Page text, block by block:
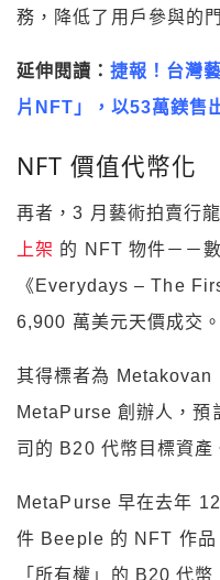
務，降低了用戶參與的
延伸閱讀： 捷報！台灣
片NFT」，以53萬鎂售
NFT 價值代幣化
再者，3 月藝術拍賣行
上架 的 NFT 物件－－
《Everydays – The
6,900 萬美元天價成交。
其得標者為 Metakovan
MetaPurse 創辦人，預
司的 B20 代幣目標資產
MetaPurse 早在去年
件 Beeple 的 NFT 作品
「所有權」的 B20 代